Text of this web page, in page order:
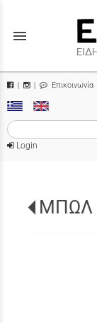
menu
| Επικοινωνία
Login
ΜΠΩΛ